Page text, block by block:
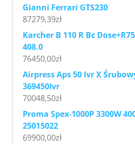
Gianni Ferrari GTS230
87279,39zł
Karcher B 110 R Bc
408.0
76450,00zł
Airpress Aps 50 Ivr X
369450Ivr
70048,50zł
Proma Spex-1000P 3300W
25015022
69900,00zł